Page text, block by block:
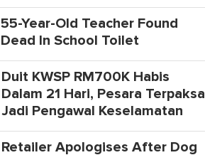
55-Year-Old Teacher Found
Dead In School Toilet
Duit KWSP RM700K Habis
Dalam 21 Hari, Pesara Terpaksa
Jadi Pengawal Keselamatan
Retailer Apologises After Dog